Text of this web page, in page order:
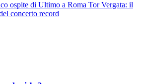
ospite di Ultimo a Roma Tor Vergata: il
concerto record